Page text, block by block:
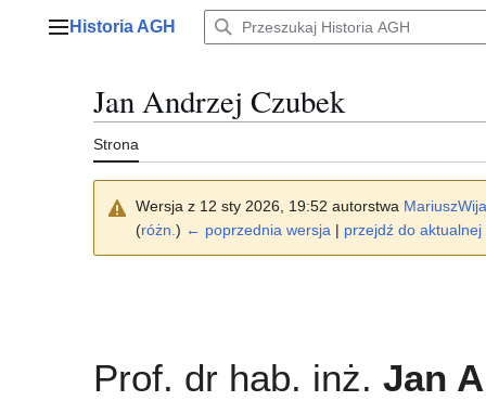
Menu główne
Historia AGH
Jan Andrzej Czubek
Strona
Wersja z 12 sty 2026, 19:52 autorstwa
(różn. ) ← poprzednia wersja | przejdź do aktualnej
Prof. dr hab. inż. Jan